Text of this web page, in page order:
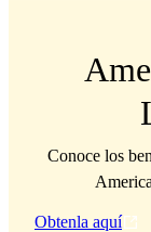
Conoce los
Obtenla aquí